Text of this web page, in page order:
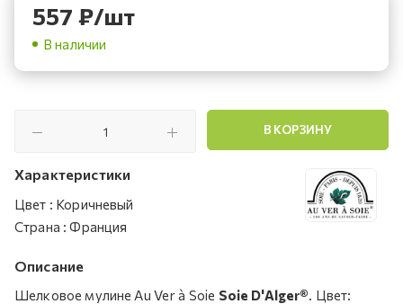
557 ₽/шт
В наличии
В КОРЗИНУ
Характеристики
Цвет : Коричневый
Страна : Франция
Описание
Шелковое мулине Au Ver à Soie Soie D'Alger®. Цвет: